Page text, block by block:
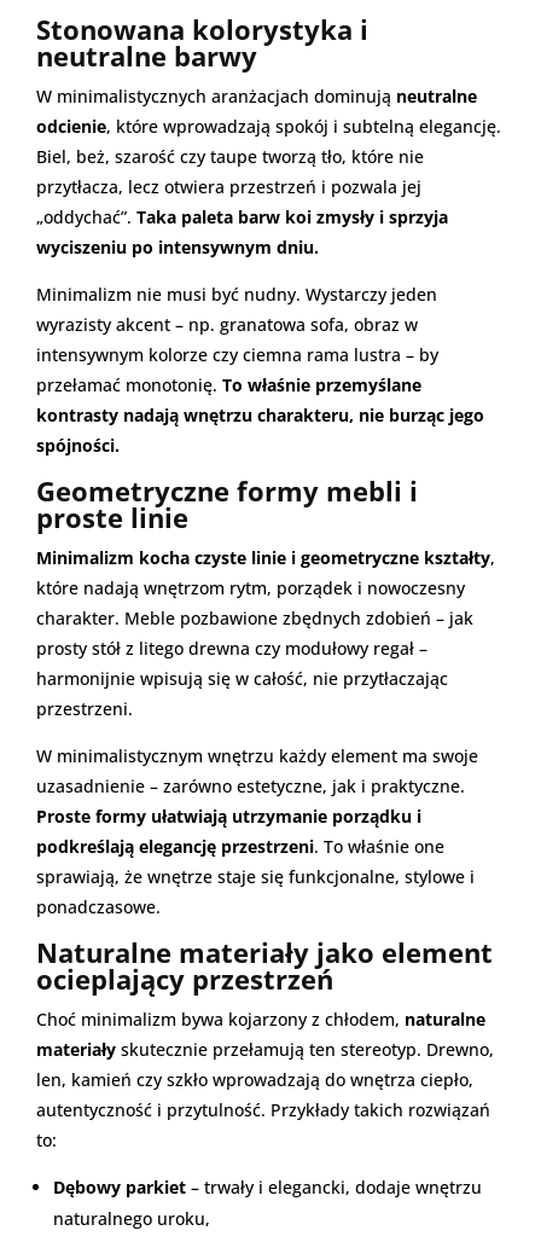
Stonowana kolorystyka i
neutralne barwy
W minimalistycznych aranżacjach dominują neutralne
odcienie, które wprowadzają spokój i subtelną elegancję.
Biel, beż, szarość czy taupe tworzą tło, które nie
przytłacza, lecz otwiera przestrzeń i pozwala jej
„oddychać”. Taka paleta barw koi zmysły i sprzyja
wyciszeniu po intensywnym dniu.
Minimalizm nie musi być nudny. Wystarczy jeden
wyrazisty akcent – np. granatowa sofa, obraz w
intensywnym kolorze czy ciemna rama lustra – by
przełamać monotonię. To właśnie przemyślane
kontrasty nadają wnętrzu charakteru, nie burząc jego
spójności.
Geometryczne formy mebli i
proste linie
Minimalizm kocha czyste linie i geometryczne kształty,
które nadają wnętrzom rytm, porządek i nowoczesny
charakter. Meble pozbawione zbędnych zdobień – jak
prosty stół z litego drewna czy modułowy regał –
harmonijnie wpisują się w całość, nie przytłaczając
przestrzeni.
W minimalistycznym wnętrzu każdy element ma swoje
uzasadnienie – zarówno estetyczne, jak i praktyczne.
Proste formy ułatwiają utrzymanie porządku i
podkreślają elegancję przestrzeni. To właśnie one
sprawiają, że wnętrze staje się funkcjonalne, stylowe i
ponadczasowe.
Naturalne materiały jako element
ocieplający przestrzeń
Choć minimalizm bywa kojarzony z chłodem, naturalne
materiały skutecznie przełamują ten stereotyp. Drewno,
len, kamień czy szkło wprowadzają do wnętrza ciepło,
autentyczność i przytulność. Przykłady takich rozwiązań
to:
Dębowy parkiet – trwały i elegancki, dodaje wnętrzu
naturalnego uroku,